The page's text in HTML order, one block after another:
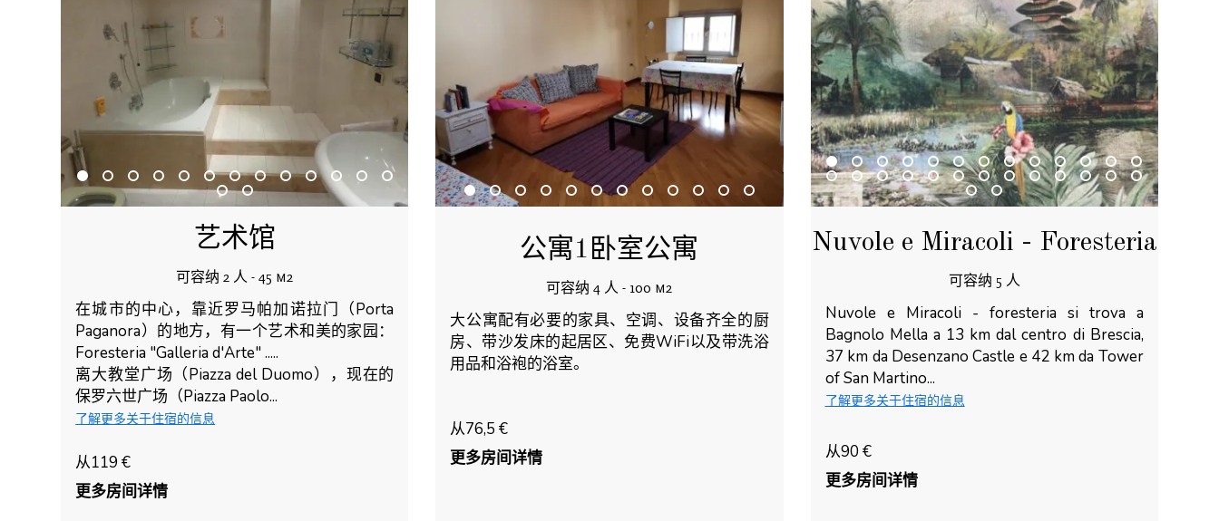
艺术馆
可容纳 2 人 - 45 m2
在城市的中心，靠近罗马帕加诺拉门（Porta
Paganora）的地方，有一个艺术和美的家园：
Foresteria "Galleria d'Arte" .....
离大教堂广场（Piazza del Duomo），现在的
保罗六世广场（Piazza Paolo...
了解更多关于住宿的信息
从119 €
更多房间详情
公寓1卧室公寓
可容纳 4 人 - 100 m2
大公寓配有必要的家具、空调、设备齐全的厨
房、带沙发床的起居区、免费WiFi以及带洗浴
用品和浴袍的浴室。
从76,5 €
更多房间详情
Nuvole e Miracoli - Foresteria
可容纳 5 人
Nuvole e Miracoli - foresteria si trova a
Bagnolo Mella a 13 km dal centro di Brescia,
37 km da Desenzano Castle e 42 km da Tower
of San Martino...
了解更多关于住宿的信息
从90 €
更多房间详情